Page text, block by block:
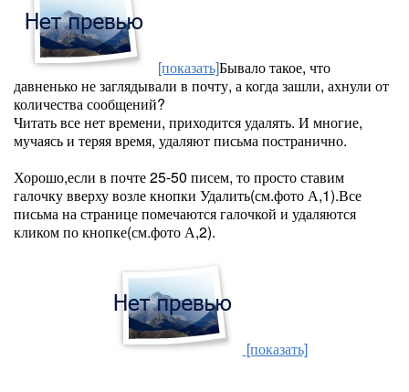
[показать]Бывало такое, что
давненько не заглядывали в почту, а когда зашли, ахнули от
количества сообщений?
Читать все нет времени, приходится удалять. И многие,
мучаясь и теряя время, удаляют письма постранично.
Хорошо,если в почте 25-50 писем, то просто ставим
галочку вверху возле кнопки Удалить(см.фото А,1).Все
письма на странице помечаются галочкой и удаляются
кликом по кнопке(см.фото А,2).
[показать]